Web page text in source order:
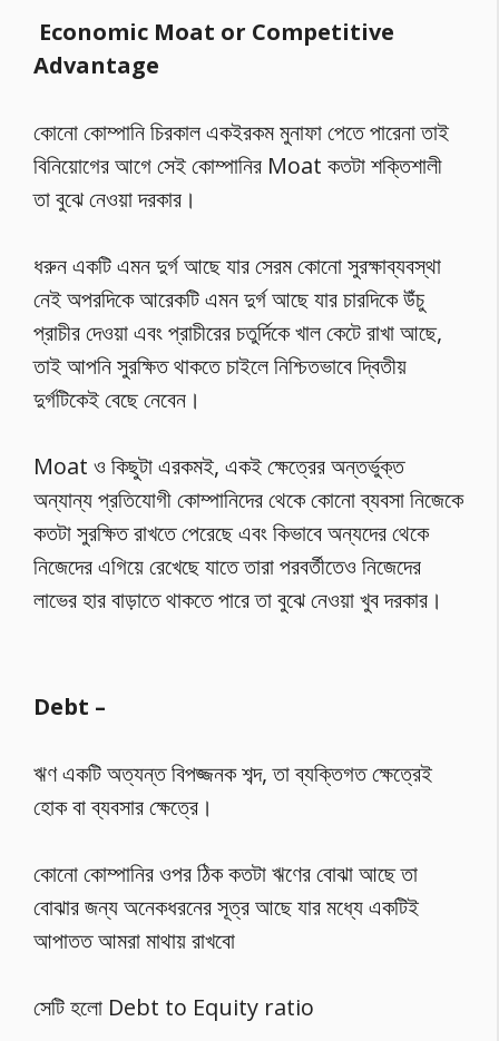
Economic Moat or Competitive
Advantage
কোনো কোম্পানি চিরকাল একইরকম মুনাফা পেতে পারেনা তাই
বিনিয়োগের আগে সেই কোম্পানির Moat কতটা শক্তিশালী
তা বুঝে নেওয়া দরকার।
ধরুন একটি এমন দুর্গ আছে যার সেরম কোনো সুরক্ষাব্যবস্থা
নেই অপরদিকে আরেকটি এমন দুর্গ আছে যার চারদিকে উঁচু
প্রাচীর দেওয়া এবং প্রাচীরের চতুর্দিকে খাল কেটে রাখা আছে,
তাই আপনি সুরক্ষিত থাকতে চাইলে নিশ্চিতভাবে দ্বিতীয়
দুর্গটিকেই বেছে নেবেন।
Moat ও কিছুটা এরকমই, একই ক্ষেত্রের অন্তর্ভুক্ত
অন্যান্য প্রতিযোগী কোম্পানিদের থেকে কোনো ব্যবসা নিজেকে
কতটা সুরক্ষিত রাখতে পেরেছে এবং কিভাবে অন্যদের থেকে
নিজেদের এগিয়ে রেখেছে যাতে তারা পরবর্তীতেও নিজেদের
লাভের হার বাড়াতে থাকতে পারে তা বুঝে নেওয়া খুব দরকার।
Debt –
ঋণ একটি অত্যন্ত বিপজ্জনক শব্দ, তা ব্যক্তিগত ক্ষেত্রেই
হোক বা ব্যবসার ক্ষেত্রে।
কোনো কোম্পানির ওপর ঠিক কতটা ঋণের বোঝা আছে তা
বোঝার জন্য অনেকধরনের সূত্র আছে যার মধ্যে একটিই
আপাতত আমরা মাথায় রাখবো
সেটি হলো Debt to Equity ratio